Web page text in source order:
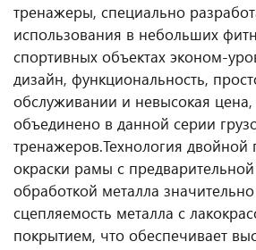
тренажеры, специально
использования в небольших
спортивных объектах эконом-
дизайн, функциональность,
обслуживании и невысокая цена,
объединено в данной серии
тренажеров.Технология
окраски рамы с
обработкой металла
сцепляемость металла с
покрытием, что обеспечивает